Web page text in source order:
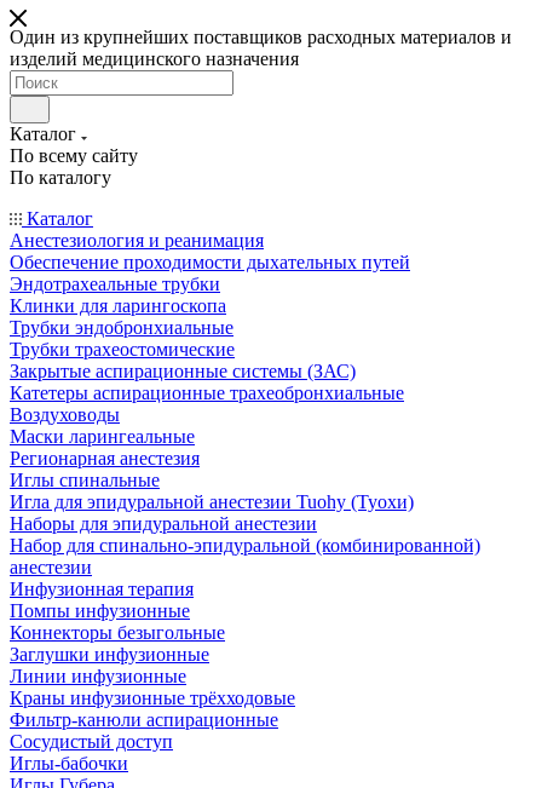
Один из крупнейших поставщиков расходных материалов и
изделий медицинского назначения
Каталог
По всему сайту
По каталогу
Каталог
Анестезиология и реанимация
Обеспечение проходимости дыхательных путей
Эндотрахеальные трубки
Клинки для ларингоскопа
Трубки эндобронхиальные
Трубки трахеостомические
Закрытые аспирационные системы (ЗАС)
Катетеры аспирационные трахеобронхиальные
Воздуховоды
Маски ларингеальные
Регионарная анестезия
Иглы спинальные
Игла для эпидуральной анестезии Tuohy (Туохи)
Наборы для эпидуральной анестезии
Набор для спинально-эпидуральной (комбинированной)
анестезии
Инфузионная терапия
Помпы инфузионные
Коннекторы безыгольные
Заглушки инфузионные
Линии инфузионные
Краны инфузионные трёхходовые
Фильтр-канюли аспирационные
Сосудистый доступ
Иглы-бабочки